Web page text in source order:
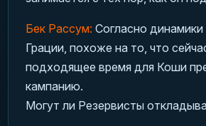
Бек Рассум: Согласно
Грации, похоже на то, что
подходящее время для Коши
кампанию.
Могут ли Резервисты